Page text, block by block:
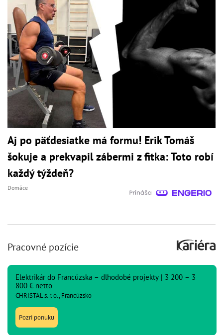
Aj po päťdesiatke má formu! Erik Tomáš
šokuje a prekvapil zábermi z fitka: Toto robí
každý týždeň?
Domáce
Pracovné pozície
Elektrikár do Francúzska – dlhodobé projekty | 3 200 – 3
800 € netto
CHRISTAL s. r. o., Francúzsko
Pozri ponuku